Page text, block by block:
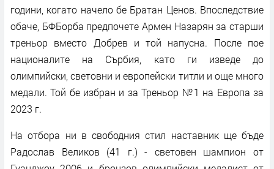
години, когато начело бе Братан Ценов. Впоследствие
обаче, БФБорба предпочете Армен Назарян за старши
треньор вместо Добрев и той напусна. После пое
националите на Сърбия, като ги изведе до
олимпийски, световни и европейски титли и още много
медали. Той бе избран и за Треньор №1 на Европа за
2023 г.
На отбора ни в свободния стил наставник ще бъде
Радослав Великов (41 г.) - световен шампион от